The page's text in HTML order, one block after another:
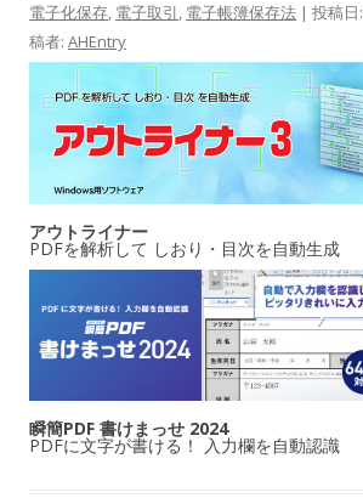
電子化保存, 電子取引, 電子帳簿保存法 | 投稿日:
稿者: AHEntry
アウトライナー
PDFを解析して しおり・目次を自動生成
瞬簡PDF 書けまっせ 2024
PDFに文字が書ける！ 入力欄を自動認識